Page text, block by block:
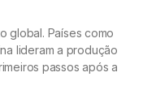
global. Países como
lideram a produção
passos após a